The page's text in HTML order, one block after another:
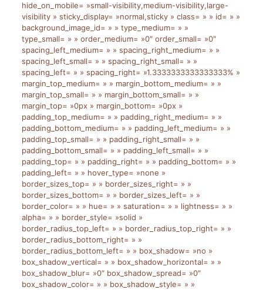
hide_on_mobile= »small-visibility,medium-visibility,large-
visibility » sticky_display= »normal,sticky » class= » » id= » »
background_image_id= » » type_medium= » »
type_small= » » order_medium= »0″ order_small= »0″
spacing_left_medium= » » spacing_right_medium= » »
spacing_left_small= » » spacing_right_small= » »
spacing_left= » » spacing_right= »1.3333333333333333% »
margin_top_medium= » » margin_bottom_medium= » »
margin_top_small= » » margin_bottom_small= » »
margin_top= »0px » margin_bottom= »0px »
padding_top_medium= » » padding_right_medium= » »
padding_bottom_medium= » » padding_left_medium= » »
padding_top_small= » » padding_right_small= » »
padding_bottom_small= » » padding_left_small= » »
padding_top= » » padding_right= » » padding_bottom= » »
padding_left= » » hover_type= »none »
border_sizes_top= » » border_sizes_right= » »
border_sizes_bottom= » » border_sizes_left= » »
border_color= » » hue= » » saturation= » » lightness= » »
alpha= » » border_style= »solid »
border_radius_top_left= » » border_radius_top_right= » »
border_radius_bottom_right= » »
border_radius_bottom_left= » » box_shadow= »no »
box_shadow_vertical= » » box_shadow_horizontal= » »
box_shadow_blur= »0″ box_shadow_spread= »0″
box_shadow_color= » » box_shadow_style= » »